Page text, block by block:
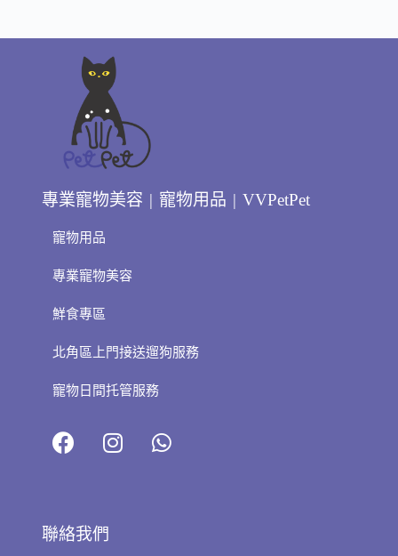
專業寵物美容 | 寵物用品 | VVPetPet
寵物用品
專業寵物美容
鮮食專區
北角區上門接送遛狗服務
寵物日間托管服務
聯絡我們